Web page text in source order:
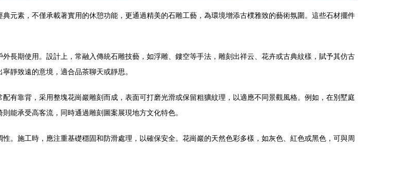
元素，不僅承載著實用的休憩功能，更通過精美的石雕工藝，為環境增添古樸雅致的藝術氛圍。這些石材擺件
長期使用。設計上，常融入傳統石雕技藝，如浮雕、鏤空等手法，雕刻出祥云、花卉或古典紋樣，賦予其仿古
靜致遠的意境，適合品茶聊天或靜思。
有靠背，采用整塊花崗巖雕刻而成，表面可打磨光滑或保留粗獷紋理，以適應不同景觀風格。例如，在別墅庭
能承受高客流，同時通過雕刻圖案展現地方文化特色。
。施工時，應注重基礎穩固和防滑處理，以確保安全。花崗巖的天然色彩多樣，如灰色、紅色或黑色，可與周